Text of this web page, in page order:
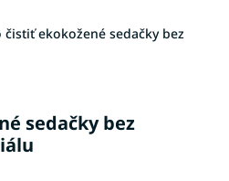
čistiť ekokožené sedačky bez
sedačky bez